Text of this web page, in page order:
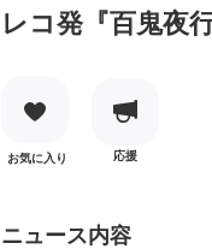
レコ発『百鬼夜
お気に入り 応援
ニュース内容